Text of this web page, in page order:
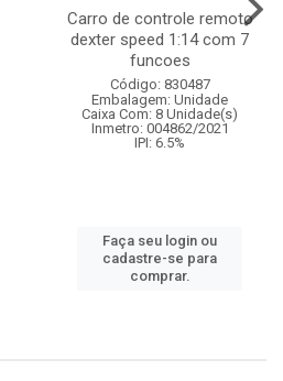
Carro de controle remoto
dexter speed 1:14 com 7
funcoes
Código: 830487
Embalagem: Unidade
Caixa Com: 8 Unidade(s)
Inmetro: 004862/2021
IPI: 6.5%
Faça seu login ou
cadastre-se para
comprar.